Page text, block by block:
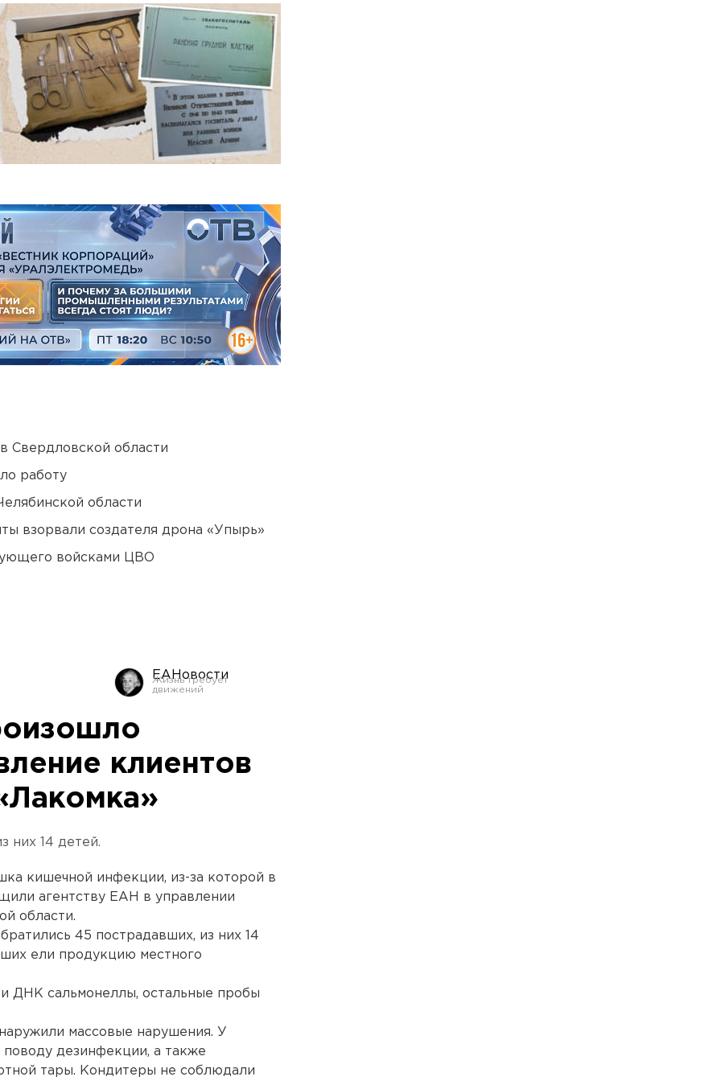
Свердловской области
работу
области
взорвали создателя дрона «Упырь»
войсками ЦВО
ЕАНовости
клиентов
них 14 детей.
кишечной инфекции, из-за которой в
агентству ЕАН в управлении
области.
45 пострадавших, из них 14
ели продукцию местного
ДНК сальмонеллы, остальные пробы
массовые нарушения. У
дезинфекции, а также
тары. Кондитеры не соблюдали